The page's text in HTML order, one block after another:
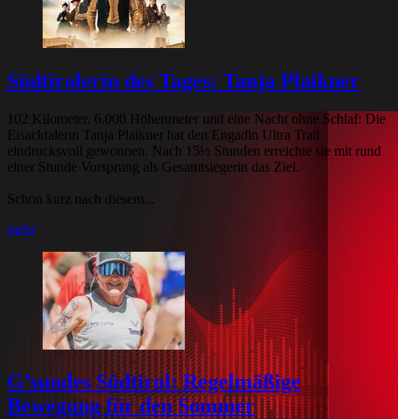
Südtirolerin des Tages: Tanja Plaikner
102 Kilometer, 6.000 Höhenmeter und eine Nacht ohne Schlaf: Die
Eisacktalerin Tanja Plaikner hat den Engadin Ultra Trail
eindrucksvoll gewonnen. Nach 15½ Stunden erreichte sie mit rund
einer Stunde Vorsprung als Gesamtsiegerin das Ziel.
Schon kurz nach diesem...
mehr
G’sundes Südtirol: Regelmäßige
Bewegung für den Sommer